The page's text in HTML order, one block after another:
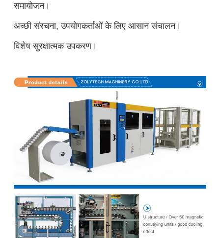
समायोजन।
अच्छी संरचना, उपयोगकर्ताओं के लिए आसान संचालन।
विशेष सुरक्षात्मक उपकरण।